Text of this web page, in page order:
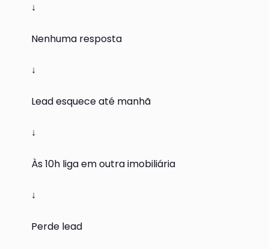
↓
Nenhuma resposta
↓
Lead esquece até manhã
↓
Às 10h liga em outra imobiliária
↓
Perde lead